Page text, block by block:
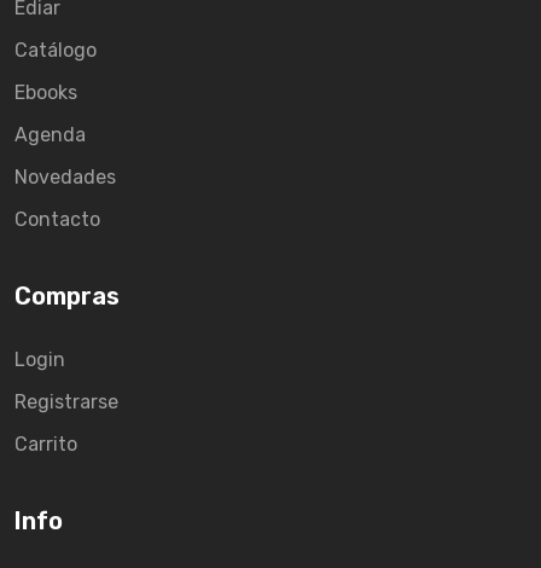
Ediar
Catálogo
Ebooks
Agenda
Novedades
Contacto
Compras
Login
Registrarse
Carrito
Info